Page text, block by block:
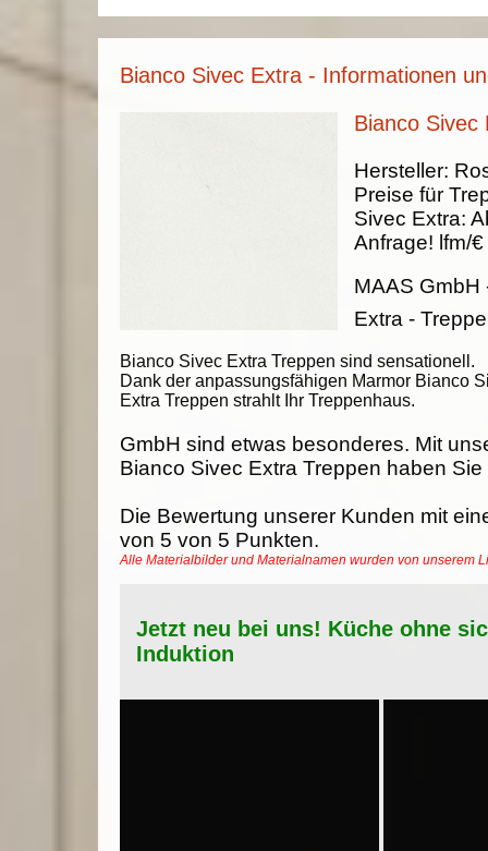
Bianco Sivec Extra - Informationen
Bianco Sivec
Bianco Sivec Extra Treppen sind sensationell.
Dank der anpassungsfähigen Marmor Bianco
Extra Treppen strahlt Ihr Treppenhaus.
Hersteller:
Preise für
Sivec Extra:
Anfrage! lfm/€
MAAS GmbH
Extra -
GmbH sind etwas besonderes. Mit
Bianco Sivec Extra Treppen haben
Die Bewertung unserer Kunden mit
von 5 von 5 Punkten.
Alle Materialbilder und Materialnamen wurden von unserem
Jetzt neu bei uns! Küche ohne
Induktion